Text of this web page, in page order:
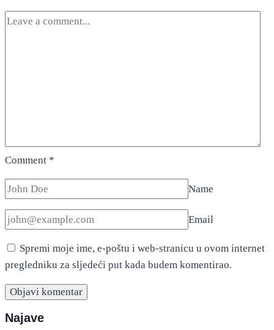
Comment *
Name
Email
Spremi moje ime, e-poštu i web-stranicu u ovom internet
pregledniku za sljedeći put kada budem komentirao.
Najave